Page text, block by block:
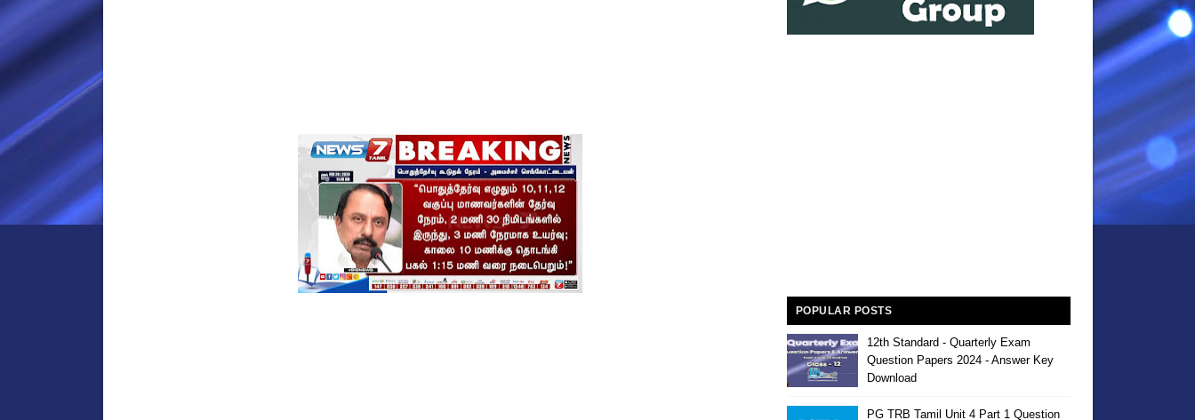
POPULAR POSTS
12th Standard - Quarterly Exam
Question Papers 2024 - Answer Key
Download
PG TRB Tamil Unit 4 Part 1 Question